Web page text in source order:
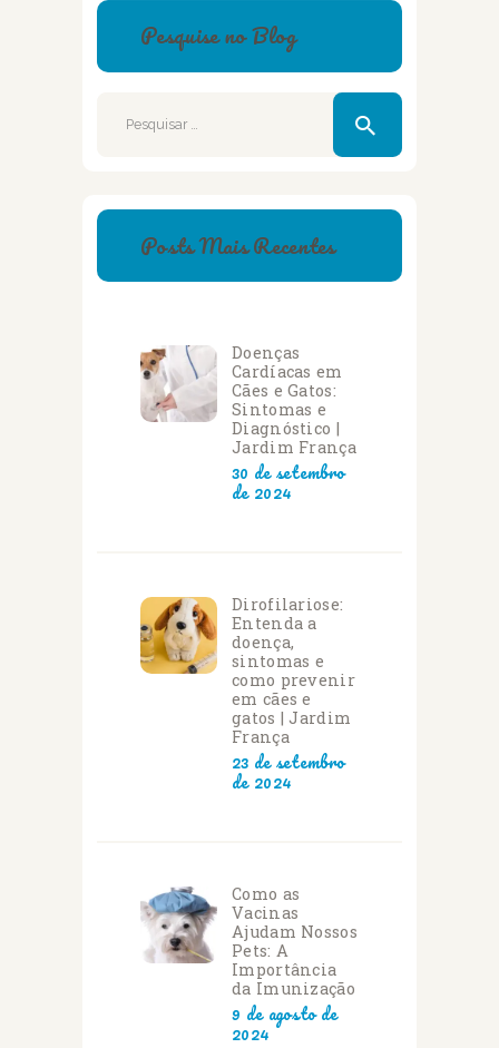
Pesquise no Blog
Posts Mais Recentes
Doenças
Cardíacas em
Cães e Gatos:
Sintomas e
Diagnóstico |
Jardim França
30 de setembro
de 2024
Dirofilariose:
Entenda a
doença,
sintomas e
como prevenir
em cães e
gatos | Jardim
França
23 de setembro
de 2024
Como as
Vacinas
Ajudam Nossos
Pets: A
Importância
da Imunização
9 de agosto de
2024